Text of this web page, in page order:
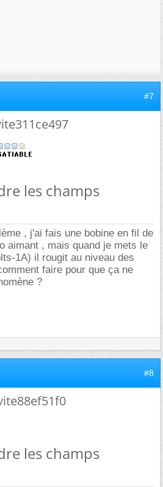
#7
les champs
, j'ai fais une bobine en fil de
aimant , mais quand je mets le
1A) il rougit au niveau des
faire pour que ça ne
?
#8
les champs